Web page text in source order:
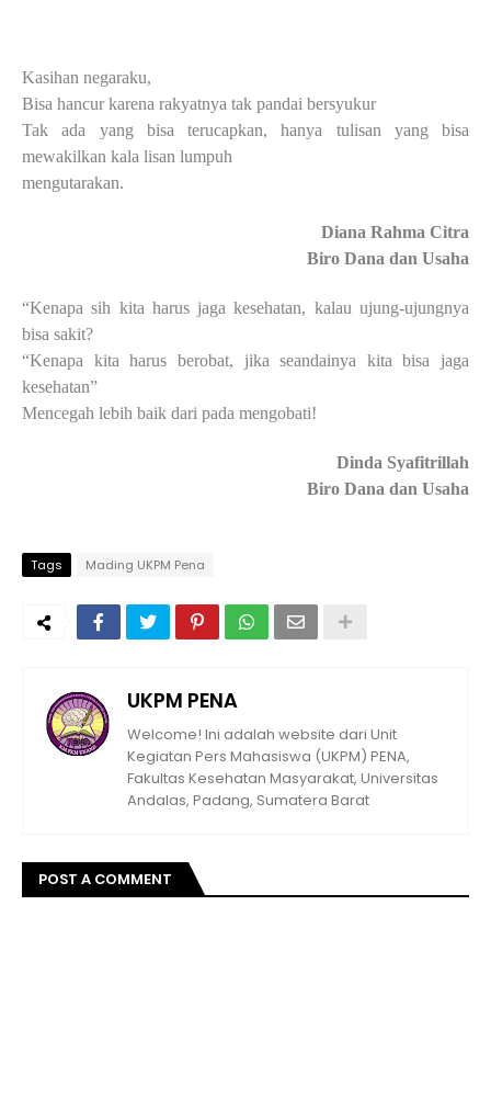
Kasihan negaraku,
Bisa hancur karena rakyatnya tak pandai bersyukur
Tak ada yang bisa terucapkan, hanya tulisan yang bisa
mewakilkan kala lisan lumpuh
mengutarakan.
Diana Rahma Citra
Biro Dana dan Usaha
“Kenapa sih kita harus jaga kesehatan, kalau ujung-ujungnya
bisa sakit?
“Kenapa kita harus berobat, jika seandainya kita bisa jaga
kesehatan”
Mencegah lebih baik dari pada mengobati!
Dinda Syafitrillah
Biro Dana dan Usaha
Tags Mading UKPM Pena
UKPM PENA
Welcome! Ini adalah website dari Unit
Kegiatan Pers Mahasiswa (UKPM) PENA,
Fakultas Kesehatan Masyarakat, Universitas
Andalas, Padang, Sumatera Barat
POST A COMMENT